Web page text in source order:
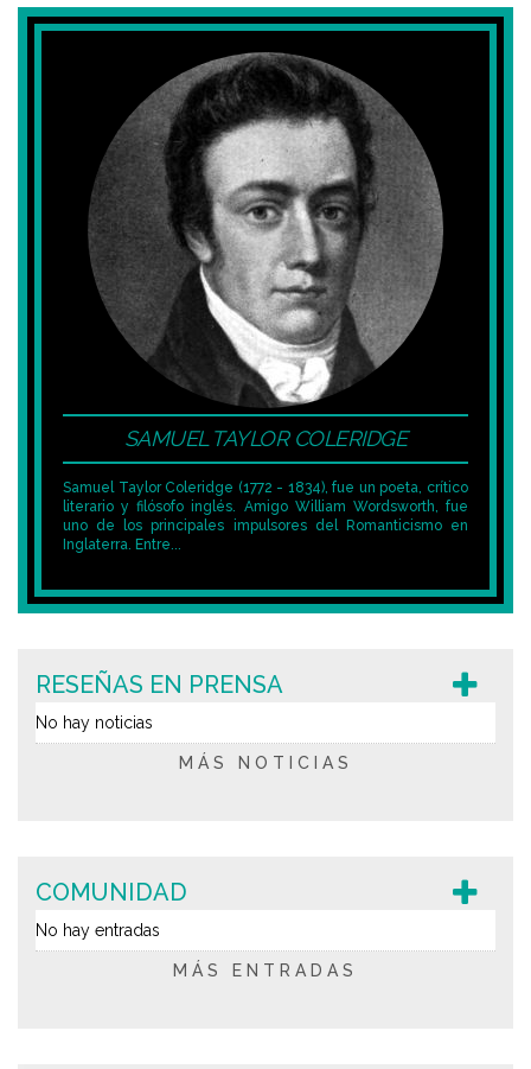
SAMUEL TAYLOR COLERIDGE
Samuel Taylor Coleridge (1772 - 1834), fue un poeta, crítico
literario y filósofo inglés. Amigo William Wordsworth, fue
uno de los principales impulsores del Romanticismo en
Inglaterra. Entre...
RESEÑAS EN PRENSA
No hay noticias
MÁS NOTICIAS
COMUNIDAD
No hay entradas
MÁS ENTRADAS